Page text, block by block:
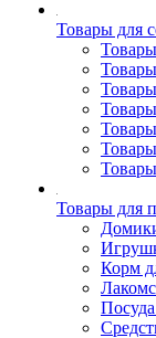
Товары для
Товары для
Корм